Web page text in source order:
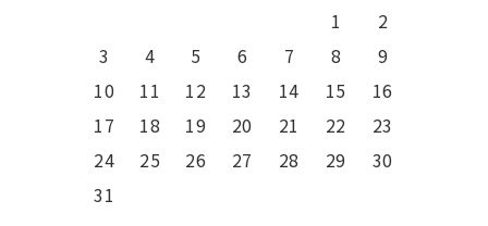
1
2
3
4 5 6 7 8
9
10
11 12 13 14 15
16
17
18 19 20 21 22
23
24
25 26 27 28 29
30
31